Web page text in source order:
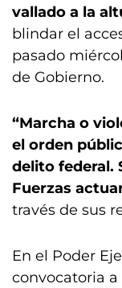
vallado a la
blindar el
pasado
de Gobierno.
“Marcha o
el orden
delito federal.
Fuerzas
través de sus
En el Poder
convocatoria